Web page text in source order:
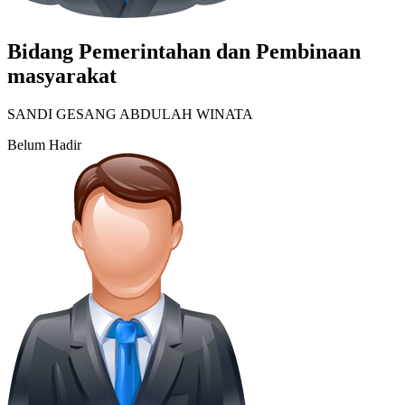
Bidang Pemerintahan dan Pembinaan
masyarakat
SANDI GESANG ABDULAH WINATA
Belum Hadir